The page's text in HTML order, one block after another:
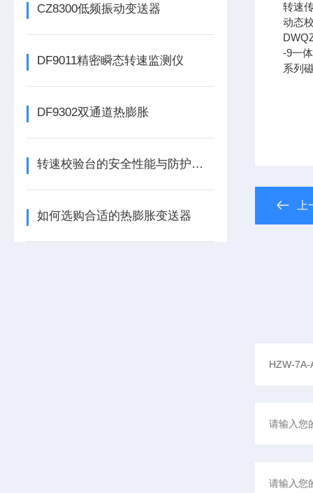
CZ8300低频振动变送器
DF9011精密瞬态转速监测仪
DF9302双通道热膨胀
转速校验台的安全性能与防护措施
如何选购合适的热膨胀变送器
转速
动态
-9一
系列